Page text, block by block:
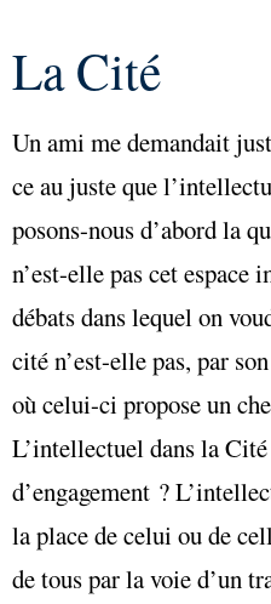
La Cité
Un ami me demandait
ce au juste que
posons-nous d’abord la
n’est-elle pas cet espace
débats dans lequel on
cité n’est-elle pas, par
où celui-ci propose un
L’intellectuel dans la
d’engagement ?
la place de celui ou de
de tous par la voie d’un